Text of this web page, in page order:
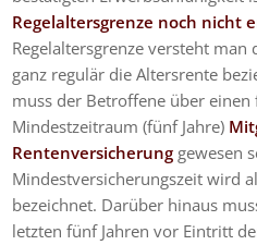
Regelaltersgrenze noch nicht
Regelaltersgrenze versteht
ganz regulär die Altersrente
muss der Betroffene über einen
Mindestzeitraum (fünf Jahre)
Rentenversicherung gewesen
Mindestversicherungszeit wird
bezeichnet. Darüber hinaus
letzten fünf Jahren vor Eintritt